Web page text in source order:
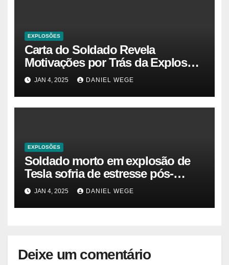
EXPLOSÕES
Carta do Soldado Revela
Motivações por Trás da Explosão
do Cybertruck em Las Vegas –
Gazeta Brasil
JAN 4, 2025 DANIEL WEGE
EXPLOSÕES
Soldado morto em explosão de
Tesla sofria de estresse pós-
traumático e temia ‘colapso’ dos
JAN 4, 2025 DANIEL WEGE
Deixe um comentário